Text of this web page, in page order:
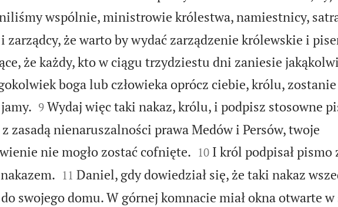
wspólnie, ministrowie królestwa, namiestnicy,
zarządcy, że warto by wydać zarządzenie królewskie i
że każdy, kto w ciągu trzydziestu dni zaniesie
boga lub człowieka oprócz ciebie, królu,

9 Wydaj więc taki nakaz, królu, i podpisz stosowne
zasadą nienaruszalności prawa Medów i Persów, twoje
nie mogło zostać cofnięte.
10 I król podpisał pismo

11 Daniel, gdy dowiedział się, że taki nakaz
do swojego domu. W górnej komnacie miał okna otwarte